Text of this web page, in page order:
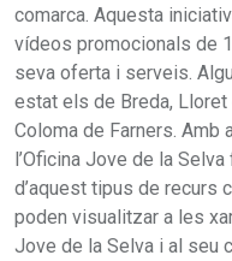
comarca. Aquesta
vídeos promocionals de
seva oferta i serveis.
estat els de Breda, Lloret
Coloma de Farners.
l’Oficina Jove de la
d’aquest tipus de recurs
poden visualitzar a les
Jove de la Selva i al seu